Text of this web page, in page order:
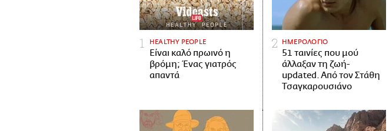
HEALTHY PEOPLE
Είναι καλό πρωινό η
βρόμη; Ένας γιατρός
απαντά
ΗΜΕΡΟΛΟΓΙΟ
51 ταινίες που μού
άλλαξαν τη ζωή-
updated. Aπό τον Στάθη
Τσαγκαρουσιάνο